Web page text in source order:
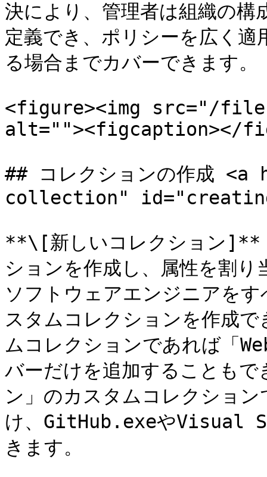
決により、管理者は組織の
定義でき、ポリシーを広く
る場合までカバーできます。
<figure><img src="/files/
alt=""><figcaption></
## コレクションの作成
collection"
**\[新しいコレクション]**
ションを作成し、属性を割
ソフトウェアエンジニアを
スタムコレクションを作成
ムコレクションであれば「
バーだけを追加することも
ン」のカスタムコレクショ
け、GitHub.exeやVisual
きます。